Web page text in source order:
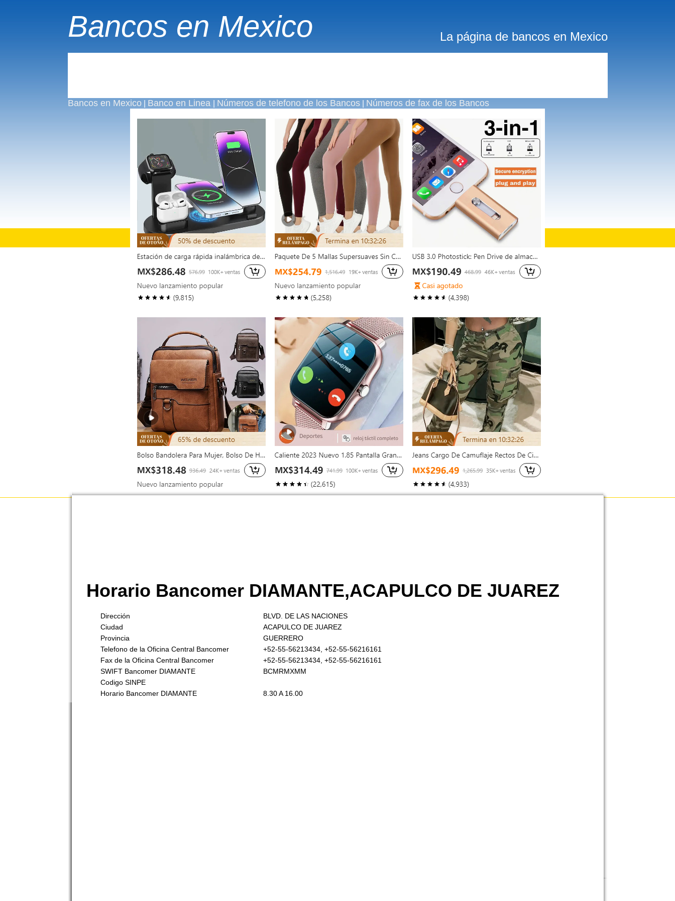
Bancos en Mexico La página de bancos en Mexico
Bancos en Mexico| Banco en Linea Números de telefono de los Bancos| Números de fax de los Bancos
Horario Bancomer DIAMANTE,ACAPULCO DE JUAREZ
Dirección
BLVD. DE LAS NACIONES
Ciudad
ACAPULCO DE JUAREZ
Provincia
GUERRERO
Telefono de la Oficina Central Bancomer
+52-55-56213434, +52-55-56216161
Fax de la Oficina Central Bancomer
+52-55-56213434, +52-55-56216161
SWIFT Bancomer DIAMANTE
BCMRMXMM
Codigo SINPE
Horario Bancomer DIAMANTE
8.30 A 16.00